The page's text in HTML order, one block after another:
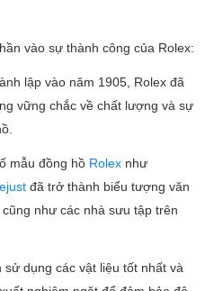
vào sự thành công của Rolex:
lập vào năm 1905, Rolex đã
vững chắc về chất lượng và sự
mẫu đồng hồ Rolex như
đã trở thành biểu tượng văn
như các nhà sưu tập trên
sử dụng các vật liệu tốt nhất và